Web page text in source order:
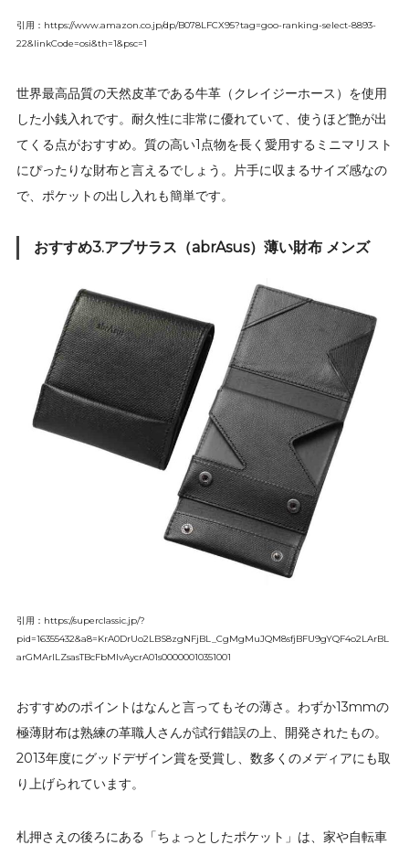
引用：https://www.amazon.co.jp/dp/B078LFCX95?tag=goo-ranking-select-8893-
22&linkCode=osi&th=1&psc=1
世界最高品質の天然皮革である牛革（クレイジーホース）を使用
した小銭入れです。耐久性に非常に優れていて、使うほど艶が出
てくる点がおすすめ。質の高い1点物を長く愛用するミニマリスト
にぴったりな財布と言えるでしょう。片手に収まるサイズ感なの
で、ポケットの出し入れも簡単です。
おすすめ3.アブサラス（abrAsus）薄い財布 メンズ
引用：https://superclassic.jp/?
pid=16355432&a8=KrA0DrUo2LBS8zgNFjBL_CgMgMuJQM8sfjBFU9gYQF4o2LArBL
arGMArlLZsasTBcFbMIvAycrA01s00000010351001
おすすめのポイントはなんと言ってもその薄さ。わずか13mmの
極薄財布は熟練の革職人さんが試行錯誤の上、開発されたもの。
2013年度にグッドデザイン賞を受賞し、数多くのメディアにも取
り上げられています。
札押さえの後ろにある「ちょっとしたポケット」は、家や自転車